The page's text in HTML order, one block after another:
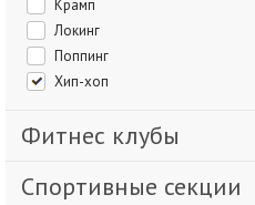
Крамп
Локинг
Поппинг
Хип-хоп
Фитнес клубы
Спортивные секции